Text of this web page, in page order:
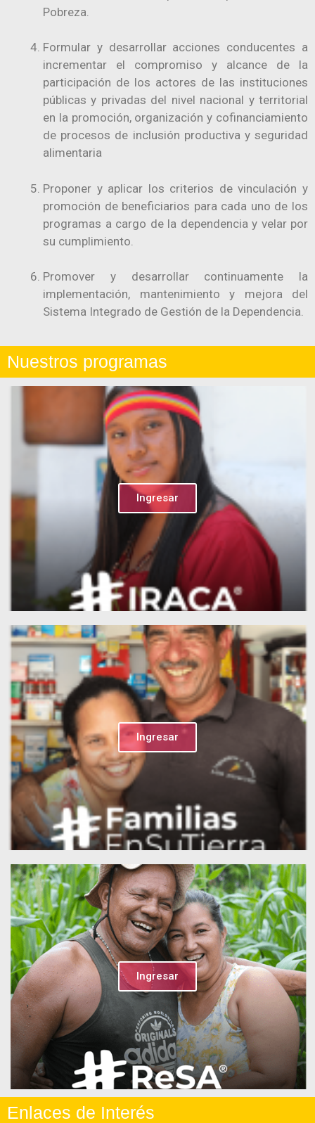
Pobreza.
Formular y desarrollar acciones conducentes a
incrementar el compromiso y alcance de la
participación de los actores de las instituciones
públicas y privadas del nivel nacional y territorial
en la promoción, organización y cofinanciamiento
de procesos de inclusión productiva y seguridad
alimentaria
Proponer y aplicar los criterios de vinculación y
promoción de beneficiarios para cada uno de los
programas a cargo de la dependencia y velar por
su cumplimiento.
Promover y desarrollar continuamente la
implementación, mantenimiento y mejora del
Sistema Integrado de Gestión de la Dependencia.
Nuestros programas
Ingresar
Ingresar
Ingresar
Enlaces de Interés